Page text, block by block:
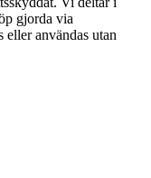
gjorda via
användas utan